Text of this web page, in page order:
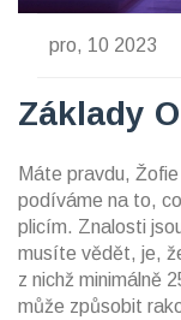
pro, 10 2023
Základy
Máte pravdu,
podíváme na to,
plicím. Znalosti
musíte vědět, je,
z nichž minimálně
může způsobit